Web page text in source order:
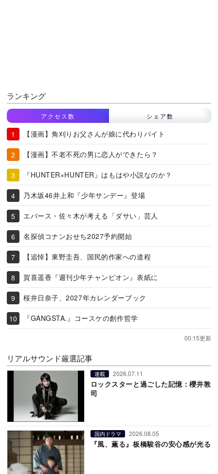
ランキング
アクセス数 シェア数
【漫画】角刈りお父さんが娘に代わりバイト
【漫画】不老不死の男に恋人ができたら？
『HUNTER×HUNTER』はもはや小説なのか？
乃木坂46井上和『少年サンデー』登場
エバース・佐々木が考える「ダサい」芸人
名探偵コナンおせち2027予約開始
【追悼】東野圭吾、国民的作家への道程
賀喜遥香『週刊少年チャンピオン』表紙に
桜井日奈子、2027年カレンダーブック
『GANGSTA.』コースケの創作哲学
00:15更新
リアルサウンド厳選記事
連載 2026.07.11
ロックスターと過ごした記憶：櫻井敦
司
国内ドラマ 2026.08.05
『風、薫る』板橋駿谷の安心感が光る